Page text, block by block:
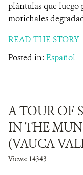
plántulas que
morichales
READ THE STORY
Posted in: Español
A TOUR OF
IN THE
(VAUCA
Views: 14343